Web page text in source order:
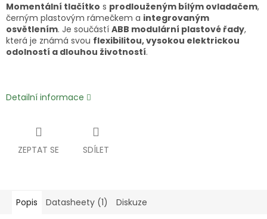
Momentální tlačítko s prodlouženým bílým ovladačem,
černým plastovým rámečkem a integrovaným
osvětlením. Je součástí ABB modulární plastové řady,
která je známá svou flexibilitou, vysokou elektrickou
odolností a dlouhou životností.
Detailní informace
ZEPTAT SE SDÍLET
Popis Datasheety (1) Diskuze